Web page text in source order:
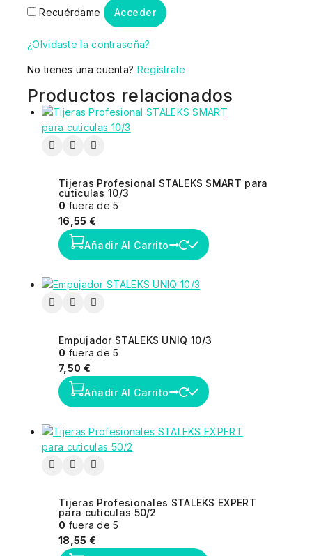
Recuérdame Acceder
¿Olvidaste la contraseña?
No tienes una cuenta? Regístrate
Productos relacionados
Tijeras Profesional STALEKS SMART para
cuticulas 10/3
0 fuera de 5
16,55 €
Añadir Al Carrito
Empujador STALEKS UNIQ 10/3
0 fuera de 5
7,50 €
Añadir Al Carrito
Tijeras Profesionales STALEKS EXPERT
para cuticulas 50/2
0 fuera de 5
18,55 €